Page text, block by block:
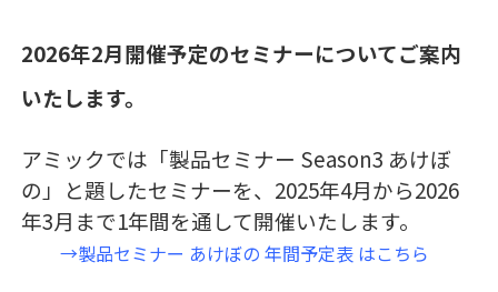
2026年2月開催予定のセミナーについてご案内
いたします。
アミックでは「製品セミナー Season3 あけぼ
の」と題したセミナーを、2025年4月から2026
年3月まで1年間を通して開催いたします。
→製品セミナー あけぼの 年間予定表 はこちら